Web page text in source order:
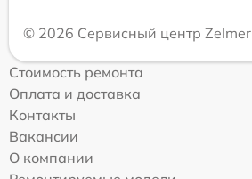
© 2026 Сервисный центр Zelmer
Стоимость ремонта
Оплата и доставка
Контакты
Вакансии
О компании